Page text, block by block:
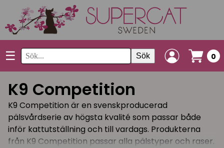
☰ Sök 0
K9 Competition
K9 Competition är en svenskproducerad
pälsvårdserie av högsta kvalité som passar både
inför kattutställning och till vardags. Produkterna
från K9 Competition passar alla pälstyper och raser.